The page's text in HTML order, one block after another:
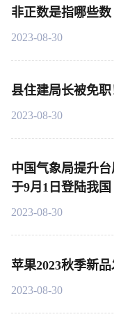
非正数是指哪些
2023-08-30
县住建局长被免
2023-08-30
中国气象局提升
于9月1日登陆我国
2023-08-30
苹果2023秋季新
2023-08-30